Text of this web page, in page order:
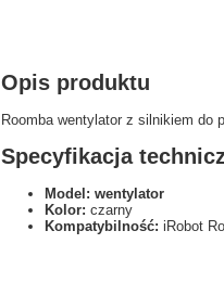
Opis produktu
Roomba wentylator z silnikiem do
Specyfikacja
Model: wentylator
Kolor: czarny
Kompatybilność: iRobot